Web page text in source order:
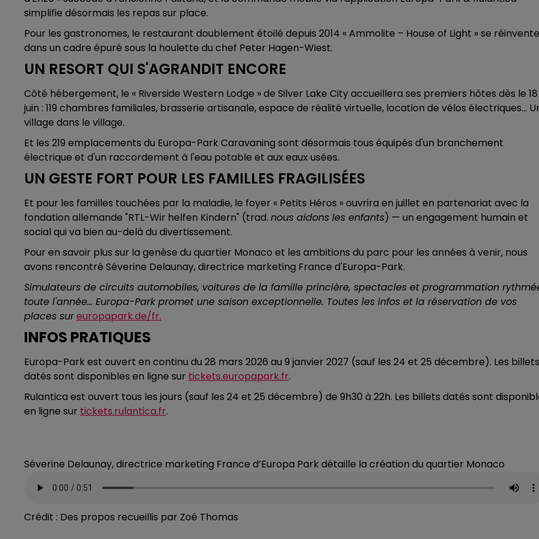
simplifie désormais les repas sur place.
Pour les gastronomes, le restaurant doublement étoilé depuis 2014 « Ammolite – House of Light » se réinvente
dans un cadre épuré sous la houlette du chef Peter Hagen-Wiest.
UN RESORT QUI S'AGRANDIT ENCORE
Côté hébergement, le « Riverside Western Lodge » de Silver Lake City accueillera ses premiers hôtes dès le 18
juin : 119 chambres familiales, brasserie artisanale, espace de réalité virtuelle, location de vélos électriques…
village dans le village.
Et les 219 emplacements du Europa-Park Caravaning sont désormais tous équipés d'un branchement
électrique et d'un raccordement à l'eau potable et aux eaux usées.
UN GESTE FORT POUR LES FAMILLES FRAGILISÉES
Et pour les familles touchées par la maladie, le foyer « Petits Héros » ouvrira en juillet en partenariat avec la
fondation allemande "RTL-Wir helfen Kindern" (trad. nous aidons les enfants) — un engagement humain et
social qui va bien au-delà du divertissement.
Pour en savoir plus sur la genèse du quartier Monaco et les ambitions du parc pour les années à venir, nous
avons rencontré Séverine Delaunay, directrice marketing France d'Europa-Park.
Simulateurs de circuits automobiles, voitures de la famille princière, spectacles et programmation
toute l'année… Europa-Park promet une saison exceptionnelle. Toutes les infos et la réservation de vos
places sureuropapark.de/fr.
INFOS PRATIQUES
Europa-Park est ouvert en continu du 28 mars 2026 au 9 janvier 2027 (sauf les 24 et 25 décembre). Les billets
datés sont disponibles en ligne sur tickets.europapark.fr.
Rulantica est ouvert tous les jours (sauf les 24 et 25 décembre) de 9h30 à 22h. Les billets datés sont
en ligne sur tickets.rulantica.fr.
Séverine Delaunay, directrice marketing France d’Europa Park détaille la création du quartier Monaco
Crédit : Des propos recueillis par Zoé Thomas